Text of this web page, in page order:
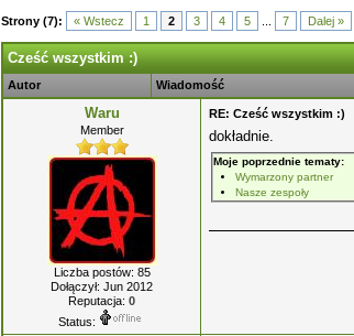
Strony (7): « Wstecz 1 2 3 4 5 7 Dalej »
Cześć wszystkim :)
Autor Wiadomość
Waru
Member
Liczba postów: 85
Dołączył: Jun 2012
Reputacja: 0
Status:
RE: Cześć wszystkim :)
dokładnie.
Moje poprzednie tematy:
Wymarzony partner
Nasze zespoły